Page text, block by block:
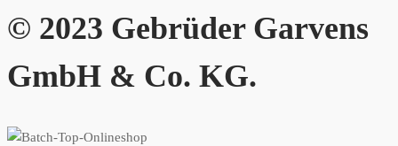
© 2023 Gebrüder Garvens
GmbH & Co. KG.